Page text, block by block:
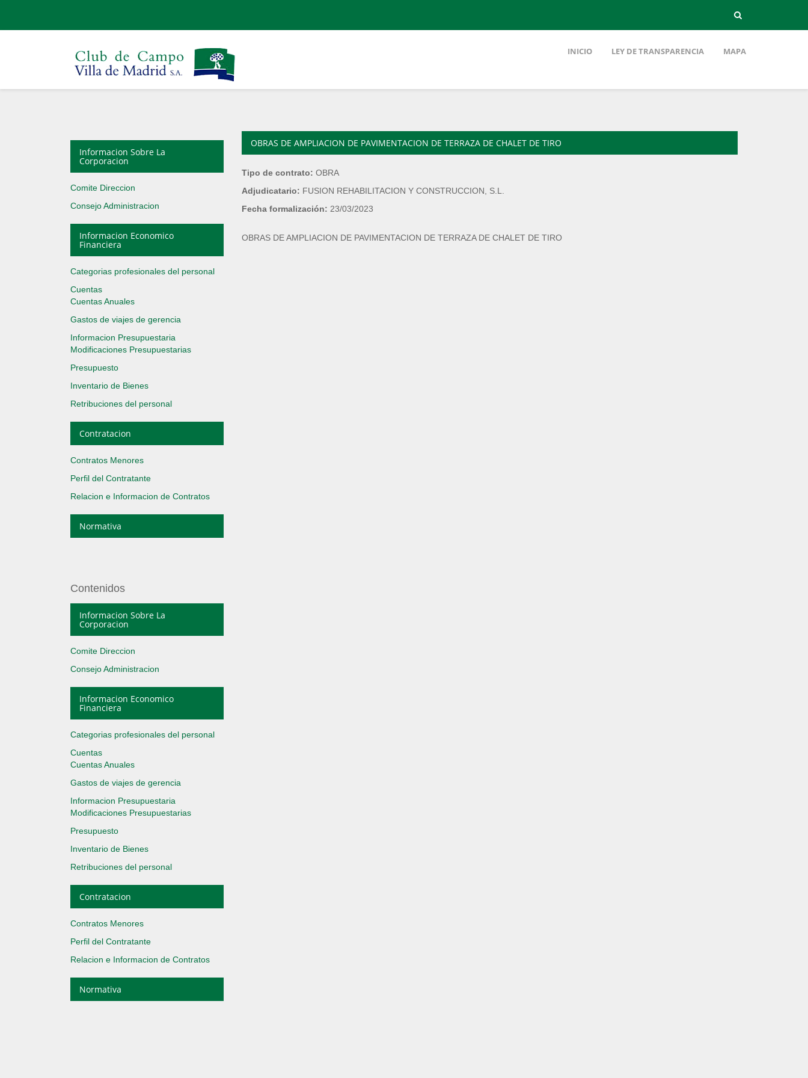
INICIO LEY DE TRANSPARENCIA MAPA
Informacion Sobre La
Corporacion
Comite Direccion
Consejo Administracion
Informacion Economico
Financiera
Categorias profesionales del personal
Cuentas
Cuentas Anuales
Gastos de viajes de gerencia
Informacion Presupuestaria
Modificaciones Presupuestarias
Presupuesto
Inventario de Bienes
Retribuciones del personal
Contratacion
Contratos Menores
Perfil del Contratante
Relacion e Informacion de Contratos
Normativa
Contenidos
Informacion Sobre La
Corporacion
Comite Direccion
Consejo Administracion
Informacion Economico
Financiera
Categorias profesionales del personal
Cuentas
Cuentas Anuales
Gastos de viajes de gerencia
Informacion Presupuestaria
Modificaciones Presupuestarias
Presupuesto
Inventario de Bienes
Retribuciones del personal
Contratacion
Contratos Menores
Perfil del Contratante
Relacion e Informacion de Contratos
Normativa
OBRAS DE AMPLIACION DE PAVIMENTACION DE TERRAZA DE CHALET DE TIRO
Tipo de contrato: OBRA
Adjudicatario: FUSION REHABILITACION Y CONSTRUCCION, S.L.
Fecha formalización: 23/03/2023
OBRAS DE AMPLIACION DE PAVIMENTACION DE TERRAZA DE CHALET DE TIRO